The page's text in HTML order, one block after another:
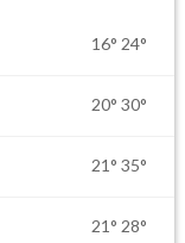
16° 24°
20° 30°
21° 35°
21° 28°